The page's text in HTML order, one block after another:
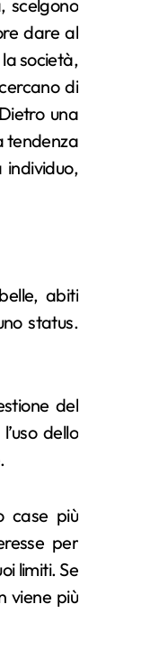
scelgono
dare al
società,
di
una
tendenza
abiti
status.
del
dello
case più
per
limiti. Se
viene più